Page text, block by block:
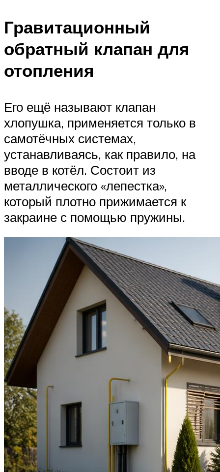
Гравитационный
обратный клапан для
отопления
Его ещё называют клапан
хлопушка, применяется только в
самотёчных системах,
устанавливаясь, как правило, на
вводе в котёл. Состоит из
металлического «лепестка»,
который плотно прижимается к
закраине с помощью пружины.